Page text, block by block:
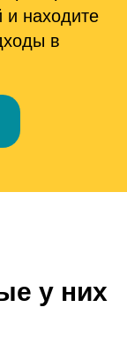
и находите
в
у них